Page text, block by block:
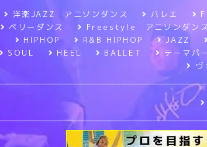
洋楽JAZZ アニソンダンス バレエ
ベリーダンス
Freestyle アニソンダンス
HIPHOP
R&B HIPHOP JAZZ
SOUL
HEEL BALLET テーマパ